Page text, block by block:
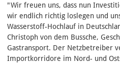
"Wir freuen uns, dass nun
wir endlich richtig loslegen und
Wasserstoff-Hochlauf in
Christoph von dem Bussche,
Gastrans­port. Der Netzbetreiber
Importkorridore im Nord- und